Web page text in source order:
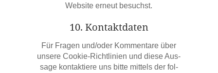
Web­site erneut besuchst.
10. Kon­takt­da­ten
Für Fra­gen und/​oder Kom­men­ta­re über
unse­re Coo­kie-Richt­li­ni­en und die­se Aus­
sa­ge kon­tak­tie­re uns bit­te mit­tels der fol­